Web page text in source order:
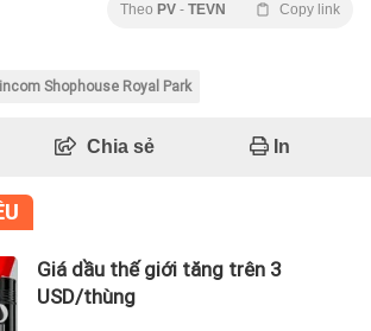
Theo PV - TEVN Copy link
Shophouse Royal Park
Chia sẻ In
Giá dầu thế giới tăng trên 3
USD/thùng